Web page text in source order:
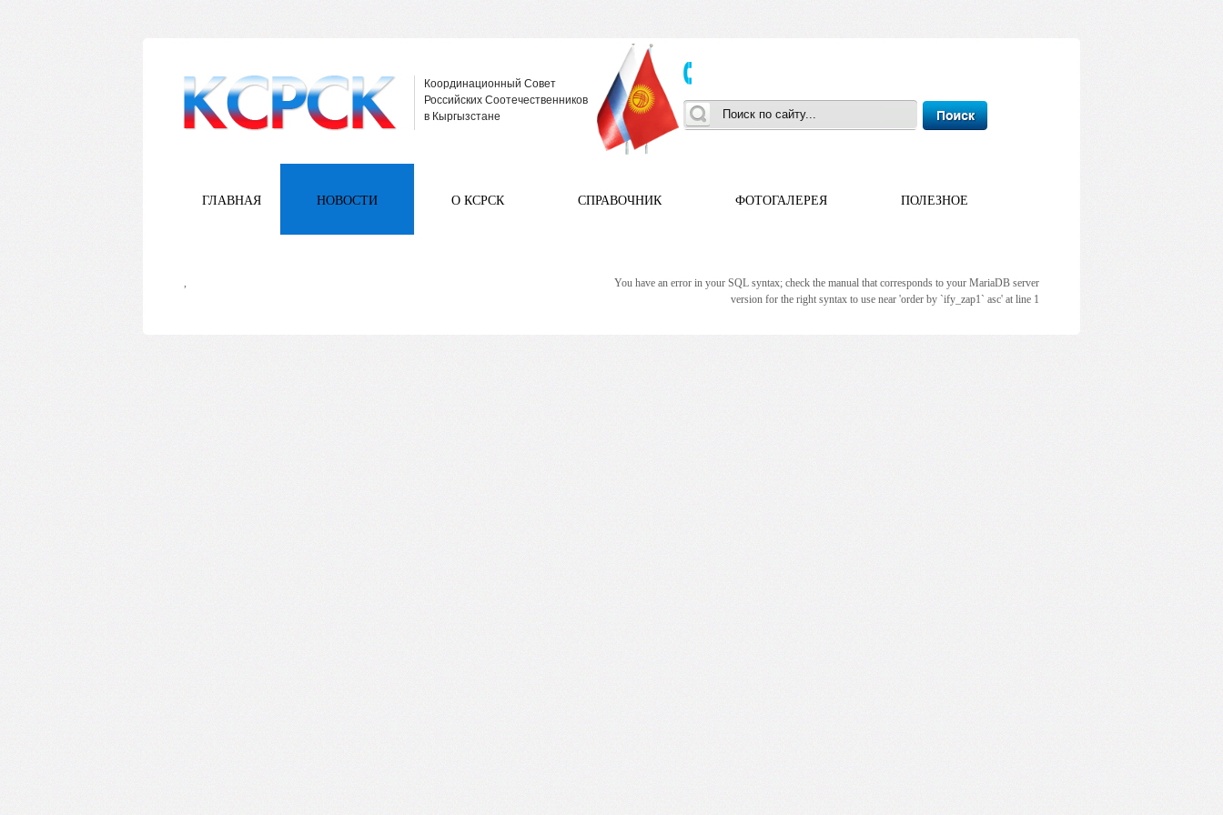
Координационный Совет
Российских Соотечественников
в Кыргызстане
ГЛАВНАЯ НОВОСТИ О КСРСК СПРАВОЧНИК ФОТОГАЛЕРЕЯ ПОЛЕЗНОЕ
,
You have an error in your SQL syntax; check the manual that corresponds to your MariaDB server
version for the right syntax to use near 'order by `ify_zap1` asc' at line 1